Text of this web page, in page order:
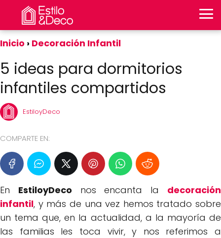
Inicio Decoración Infantil
5 ideas para dormitorios
infantiles compartidos
EstiloyDeco
COMPARTE EN:
En EstiloyDeco nos encanta la decoración
infantil, y más de una vez hemos tratado sobre
un tema que, en la actualidad, a la mayoría de
las familias les toca vivir, y nos referimos a